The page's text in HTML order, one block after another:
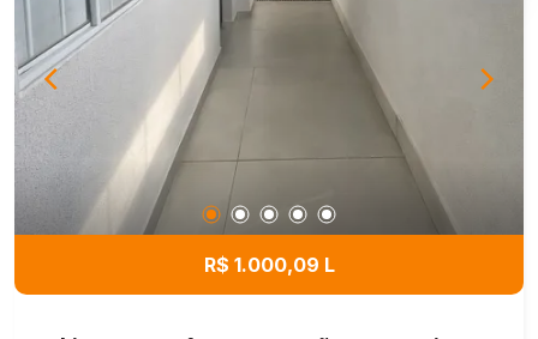
R$ 1.000,09 L